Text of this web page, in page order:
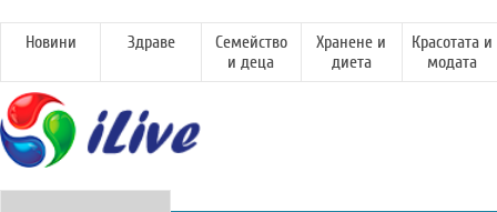
Новини Здраве
Семейство
и деца
Хранене и
диета
Красотата и
модата